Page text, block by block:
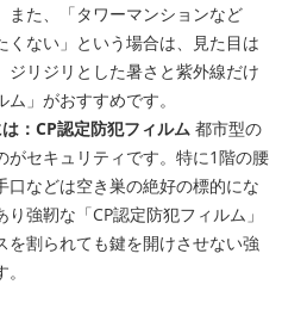
また、「タワーマンションなど
ない」という場合は、見た目は
リジリとした暑さと紫外線だけ
」がおすすめです。
：CP認定防犯フィルム 都市型の
がセキュリティです。特に1階の腰
などは空き巣の絶好の標的にな
強靭な「CP認定防犯フィルム」
割られても鍵を開けさせない強